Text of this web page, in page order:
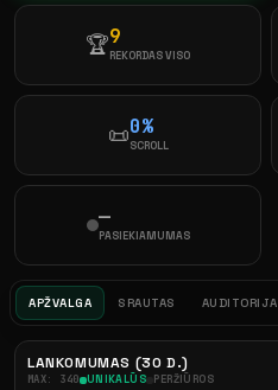
🏆9
REKORDAS VISO
📜0%
SCROLL
—
PASIEKIAMUMAS
APŽVALGA SRAUTAS AUDITORIJA
LANKOMUMAS (30 D.)
MAX: 340 UNIKALŪS PERŽIŪROS